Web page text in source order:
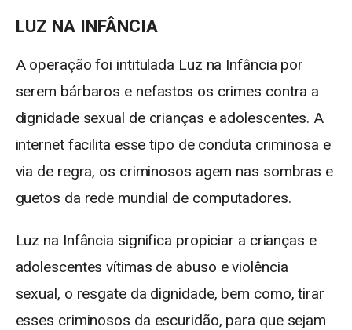
LUZ NA INFÂNCIA
A operação foi intitulada Luz na Infância por
serem bárbaros e nefastos os crimes contra a
dignidade sexual de crianças e adolescentes. A
internet facilita esse tipo de conduta criminosa e
via de regra, os criminosos agem nas sombras e
guetos da rede mundial de computadores.
Luz na Infância significa propiciar a crianças e
adolescentes vítimas de abuso e violência
sexual, o resgate da dignidade, bem como, tirar
esses criminosos da escuridão, para que sejam